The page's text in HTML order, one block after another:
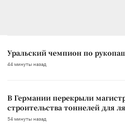
Уральский чемпион по
44 минуты назад
В Германии перекрыли
строительства тоннелей для
54 минуты назад